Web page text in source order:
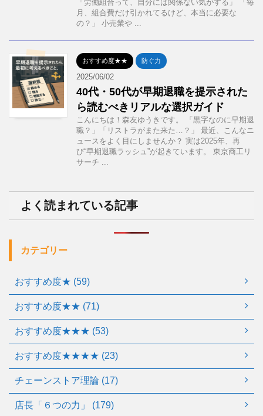
「労働組合って、自分には関係ない気がする」 「毎
月、組合費だけ引かれてるけど、本当に必要な
の？」 小売業や ...
おすすめ度★★ 防ぐ力
2025/06/02
40代・50代が早期退職を提示された
ら読むべきリアルな選択ガイド
こんにちは！森友ゆうきです。 「黒字なのに早期退
職？」「リストラがまた来た…？」 最近、こんなニ
ュースをよく目にしませんか？ 実は2025年、再
び“早期退職ラッシュ”が起きています。 東京商工リ
サーチ ...
よく読まれている記事
カテゴリー
おすすめ度★ (59)
おすすめ度★★ (71)
おすすめ度★★★ (53)
おすすめ度★★★★ (23)
チェーンストア理論 (17)
店長「６つの力」 (179)